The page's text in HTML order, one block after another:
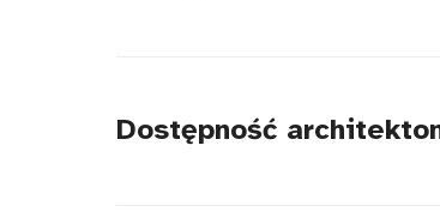
Dostępność